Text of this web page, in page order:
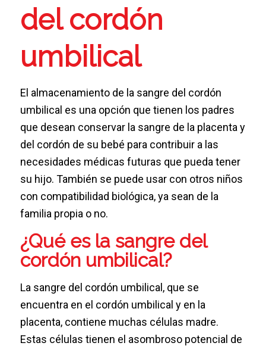
del cordón
umbilical
El almacenamiento de la sangre del cordón
umbilical es una opción que tienen los padres
que desean conservar la sangre de la placenta y
del cordón de su bebé para contribuir a las
necesidades médicas futuras que pueda tener
su hijo. También se puede usar con otros niños
con compatibilidad biológica, ya sean de la
familia propia o no.
¿Qué es la sangre del
cordón umbilical?
La sangre del cordón umbilical, que se
encuentra en el cordón umbilical y en la
placenta, contiene muchas células madre.
Estas células tienen el asombroso potencial de